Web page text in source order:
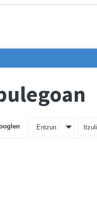
Entzun Itzuli